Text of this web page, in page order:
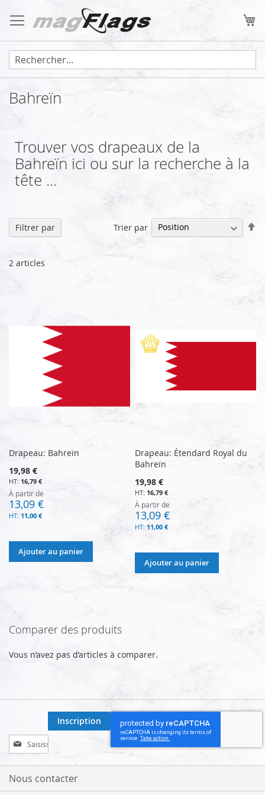
au
contenu
Bahreïn
Trouver vos drapeaux de la
Bahreïn ici ou sur la recherche à la
tête ...
2 articles
Trier par
Drapeau: Bahreïn
19,98 €
16,79 €
À partir de
13,09 €
11,00 €
Ajouter au panier
Drapeau: Étendard Royal du
Bahreïn
19,98 €
16,79 €
À partir de
13,09 €
11,00 €
Ajouter au panier
Filtrer par
Comparer des produits
Vous n’avez pas d’articles à comparer.
Inscription
à
notre
lettre
Inscription
Nous contacter